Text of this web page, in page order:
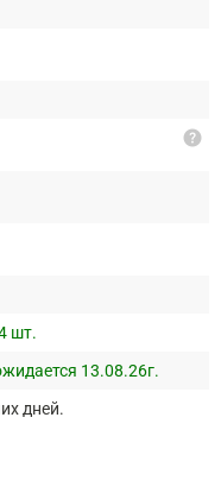
help
шт.
13.08.26г.
дней.